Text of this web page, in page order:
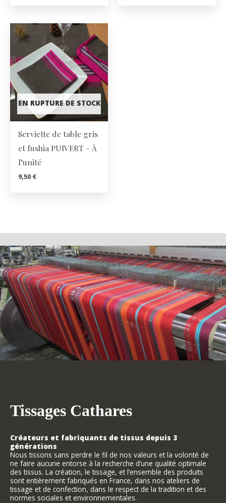
EN RUPTURE DE STOCK
Serviette de table gris
et fushia PUIVERT – À
l’unité
9,50€
Tissages Cathares
Créateurs et fabriquants de tissus depuis 3
générations
Nous tissons sans perdre le fil de nos valeurs et la volonté de
ne faire aucune entorse à la recherche d’une qualité optimale
des tissus. La création, le tissage, et l’ensemble des produits
sont entièrement fabriqués en France, dans nos ateliers de
tissage et de confection, dans le respect de la tradition et des
normes sociales et environnementales.